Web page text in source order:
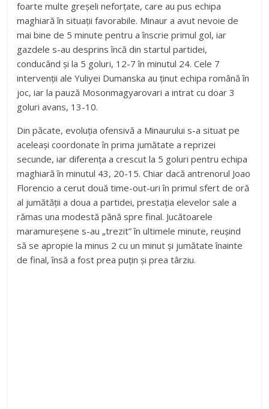
foarte multe greșeli neforțate, care au pus echipa
maghiară în situații favorabile. Minaur a avut nevoie de
mai bine de 5 minute pentru a înscrie primul gol, iar
gazdele s-au desprins încă din startul partidei,
conducând și la 5 goluri, 12-7 în minutul 24. Cele 7
intervenții ale Yuliyei Dumanska au ținut echipa română în
joc, iar la pauză Mosonmagyarovari a intrat cu doar 3
goluri avans, 13-10.
Din păcate, evoluția ofensivă a Minaurului s-a situat pe
aceleași coordonate în prima jumătate a reprizei
secunde, iar diferența a crescut la 5 goluri pentru echipa
maghiară în minutul 43, 20-15. Chiar dacă antrenorul Joao
Florencio a cerut două time-out-uri în primul sfert de oră
al jumătății a doua a partidei, prestația elevelor sale a
rămas una modestă până spre final. Jucătoarele
maramureșene s-au „trezit” în ultimele minute, reușind
să se apropie la minus 2 cu un minut și jumătate înainte
de final, însă a fost prea puțin și prea târziu.